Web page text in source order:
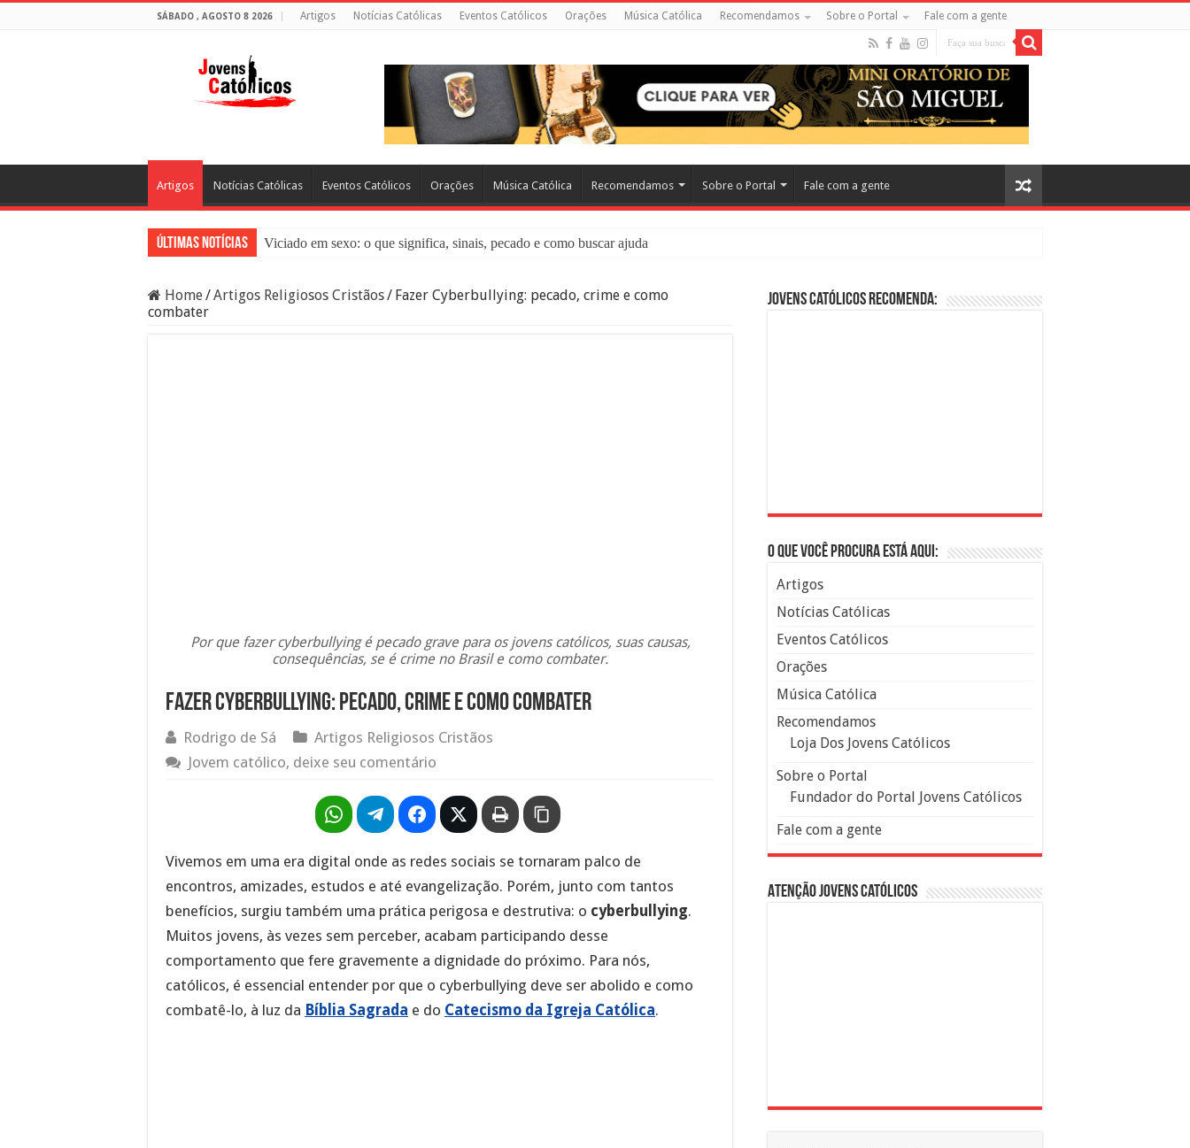
SÁBADO , AGOSTO 8 2026 Artigos Notícias Católicas Eventos Católicos Orações Música Católica Recomendamos Sobre o Portal Fale com a gente
Artigos Notícias Católicas Eventos Católicos Orações Música Católica Recomendamos Sobre o Portal Fale com a gente
Últimas Notícias
Viciado em sexo: o que significa, sinais, pecado e como buscar ajuda
Filme Sagrado Coração – Seu Reino Não Terá Fim: O Documentário Que Vai Tocar os Católicos no Cinema
Home/Artigos Religiosos Cristãos/ Fazer Cyberbullying: pecado, crime e como
combater
Por que fazer cyberbullying é pecado grave para os jovens católicos, suas causas,
consequências, se é crime no Brasil e como combater.
Fazer Cyberbullying: pecado, crime e como combater
Rodrigo de Sá
Artigos Religiosos Cristãos
Jovem católico, deixe seu comentário
Vivemos em uma era digital onde as redes sociais se tornaram palco de
encontros, amizades, estudos e até evangelização. Porém, junto com tantos
benefícios, surgiu também uma prática perigosa e destrutiva: o cyberbullying.
Muitos jovens, às vezes sem perceber, acabam participando desse
comportamento que fere gravemente a dignidade do próximo. Para nós,
católicos, é essencial entender por que o cyberbullying deve ser abolido e como
combatê-lo, à luz da Bíblia Sagrada e do Catecismo da Igreja Católica.
Jovens Católicos Recomenda:
O que você procura está aqui:
Artigos
Notícias Católicas
Eventos Católicos
Orações
Música Católica
Recomendamos
Loja Dos Jovens Católicos
Sobre o Portal
Fundador do Portal Jovens Católicos
Fale com a gente
Atenção Jovens Católicos